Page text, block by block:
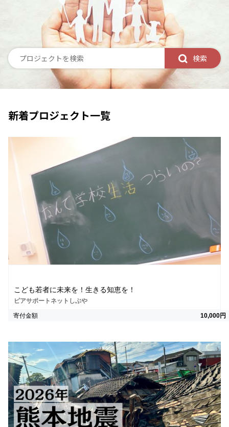
検索
新着プロジェクト一覧
こども若者に未来を！生きる知恵を！
ピアサポートネットしぶや
寄付金額 10,000円